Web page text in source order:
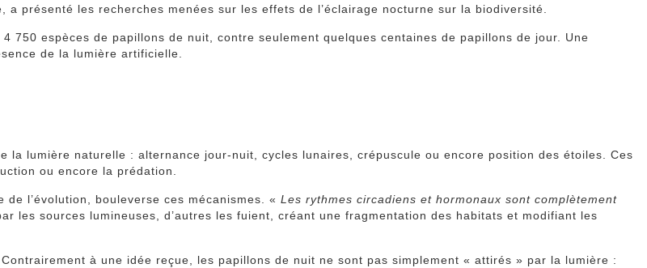
présenté les recherches menées sur les effets de l’éclairage nocturne sur la biodiversité.
750 espèces de papillons de nuit, contre seulement quelques centaines de papillons de jour. Une
de la lumière artificielle.
la lumière naturelle : alternance jour-nuit, cycles lunaires, crépuscule ou encore position des étoiles. Ces
ou encore la prédation.
de l’évolution, bouleverse ces mécanismes. «Les rythmes circadiens et hormonaux sont complètement
les sources lumineuses, d’autres les fuient, créant une fragmentation des habitats et modifiant les
à une idée reçue, les papillons de nuit ne sont pas simplement « attirés » par la lumière :